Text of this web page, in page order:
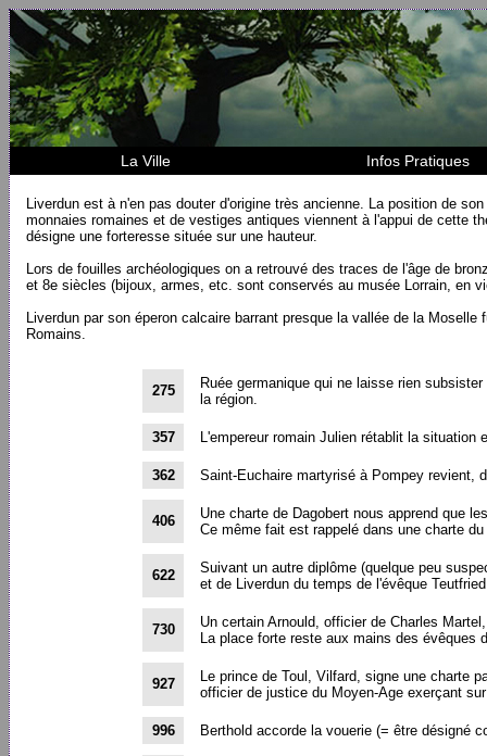
La Ville Infos Pratiques
Liverdun est à n'en pas douter d'origine très ancienne. La position de
monnaies romaines et de vestiges antiques viennent à l'appui de cette
désigne une forteresse située sur une hauteur.
Lors de fouilles archéologiques on a retrouvé des traces de l'âge de
et 8e siècles (bijoux, armes, etc. sont conservés au musée Lorrain, en
Liverdun par son éperon calcaire barrant presque la vallée de la
Romains.
275
Ruée germanique qui ne laisse rien
la région.
357 L'empereur romain Julien rétablit la
362 Saint-Euchaire martyrisé à Pompey revient,
406
Une charte de Dagobert nous apprend que
Ce même fait est rappelé dans une charte du
622
Suivant un autre diplôme (quelque peu
et de Liverdun du temps de l'évêque Teutfried
730
Un certain Arnould, officier de Charles
La place forte reste aux mains des évêques
927
Le prince de Toul, Vilfard, signe une charte
officier de justice du Moyen-Age exerçant
996 Berthold accorde la vouerie (= être désigné